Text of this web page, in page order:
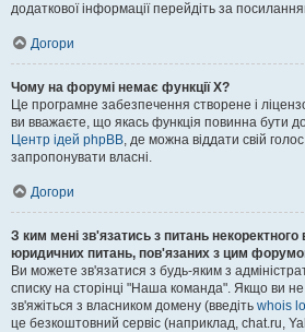
додаткової інформації перейдіть за
Догори
Чому на форумі немає функції X?
Це програмне забезпечення створене і
ви вважаєте, що якась функція повинна бути
Центр ідей phpBB, де можна віддати свій
запропонувати власні.
Догори
З ким мені зв'язатись з питань некоректного
юридичних питань, пов'язаних з цим
Ви можете зв'язатися з будь-яким з
списку на сторінці "Наша команда". Якщо ви не
зв'яжіться з власником домену (введіть whois
це безкоштовний сервіс (наприклад, chat.ru,